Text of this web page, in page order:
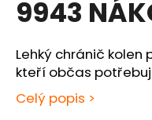
je
z
5
hvězdiček.
9943
Lehký chránič kolen
kteří občas
Celý popis >
a
í
t
?